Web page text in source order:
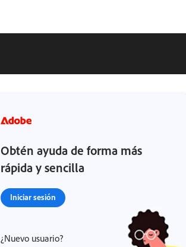
Obtén ayuda de forma más
rápida y sencilla
Iniciar sesión
¿Nuevo usuario?